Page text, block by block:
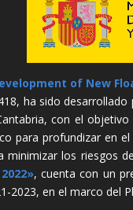
of New
ha sido desarrollado
con el
para profundizar en
minimizar los riesgos
, cuenta con un
2023, en el marco del